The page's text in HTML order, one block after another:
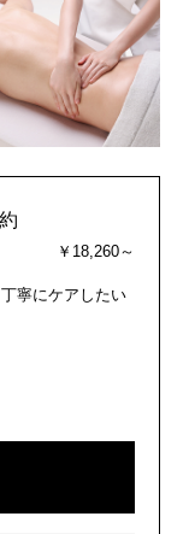
￥18,260～
寧にケアしたい